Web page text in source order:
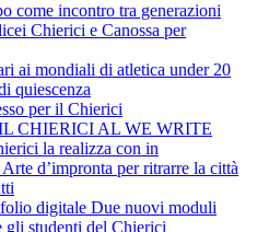
come incontro tra generazioni
Chierici e Canossa per
ai mondiali di atletica under 20
quiescenza
per il Chierici
CHIERICI AL WE WRITE
la realizza con in
d’impronta per ritrarre la città
digitale Due nuovi moduli
gli studenti del Chierici